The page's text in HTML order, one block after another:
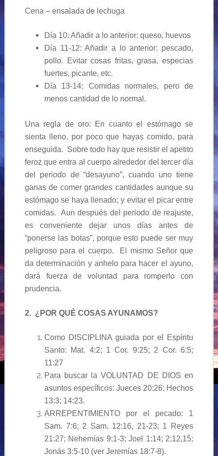
Cena – ensalada de lechuga
Día 10: Añadir a lo anterior: queso, huevos
Día 11-12: Añadir a lo anterior: pescado,
pollo. Evitar cosas fritas, grasa, especias
fuertes, picante, etc.
Día 13-14: Comidas normales, pero de
menos cantidad de lo normal.
Una regla de oro: En cuanto el estómago se
sienta lleno, por poco que hayas comido, para
enseguida. Sobre todo hay que resistir el apetito
feroz que entra al cuerpo alrededor del tercer día
del periodo de “desayuno”, cuando uno tiene
ganas de comer grandes cantidades aunque su
estómago se haya llenado; y evitar el picar entre
comidas. Aun después del periodo de reajuste,
es conveniente dejar unos días antes de
“ponerse las botas”, porque esto puede ser muy
peligroso para el cuerpo. El mismo Señor que
da determinación y anhelo para hacer el ayuno,
dará fuerza de voluntad para romperlo con
prudencia.
2. ¿POR QUÉ COSAS AYUNAMOS?
Como DISCIPLINA guiada por el Espíritu
Santo: Mat. 4:2; 1 Cor. 9:25; 2 Cor. 6:5;
11:27
Para buscar la VOLUNTAD DE DIOS en
asuntos específicos: Jueces 20:26; Hechos
13:3; 14:23.
ARREPENTIMIENTO por el pecado: 1
Sam. 7:6; 2 Sam. 12:16, 21-23; 1 Reyes
21:27; Nehemías 9:1-3; Joel 1:14; 2:12,15;
Jonás 3:5-10 (ver Jeremías 18:7-8).